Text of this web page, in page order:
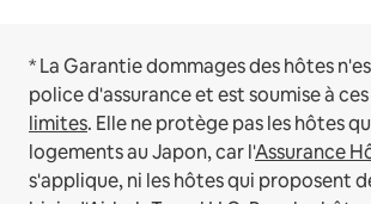
* La Garantie dommages des hôtes
police d'assurance et est soumise à ces
limites. Elle ne protège pas les hôtes
logements au Japon, car l'Assurance
s'applique, ni les hôtes qui proposent